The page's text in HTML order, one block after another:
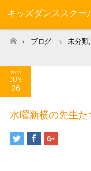
キッズダンススク
ホーム
ブログ 未分類
2013
JUN
26
水曜新横の先生た